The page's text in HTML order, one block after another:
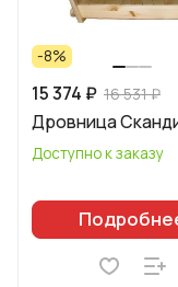
-8%
15 374 ₽ 16 531 ₽
Дровница
Доступно к заказу